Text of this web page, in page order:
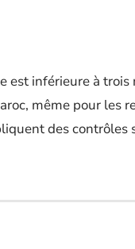
est inférieure à
même pour les
des